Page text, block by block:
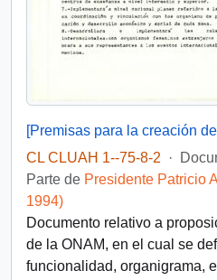
CL CLUAH 1--75-8-2
·
Parte de Presidente Patricio
1994)
Documento relativo a
de la ONAM, en el cual se
funcionalidad, organigrama,